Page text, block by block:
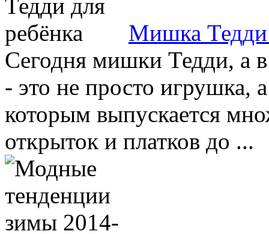
Mишка Тедди
Сегодня мишки Тедди, а
- это не просто игрушка,
которым выпускается
открыток и платков до ...